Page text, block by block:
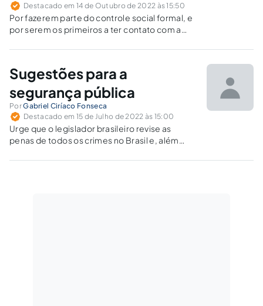
Destacado em 14 de Outubro de 2022 às 15:50
Por fazerem parte do controle social formal, e
por serem os primeiros a ter contato com a
os policiais rodoviários federais e os guardas
legalidade e da justiça.
Sugestões para a
segurança pública
PorGabriel Ciríaco Fonseca
Destacado em 15 de Julho de 2022 às 15:00
Urge que o legislador brasileiro revise as
penas de todos os crimes no Brasil e, além
de cumprimento dessas penas, tal qual